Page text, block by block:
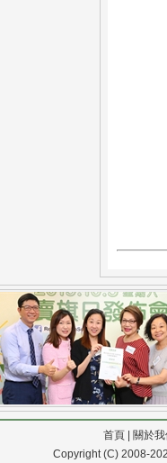
首頁| 關於我
Copyright (C) 2008-